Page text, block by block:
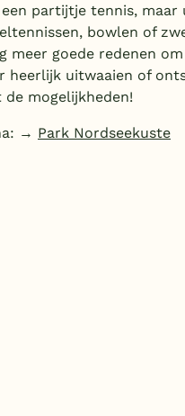
partijtje tennis,
bowlen of
goede redenen
heerlijk uitwaaien of
mogelijkheden!
→ Park Nordseekuste